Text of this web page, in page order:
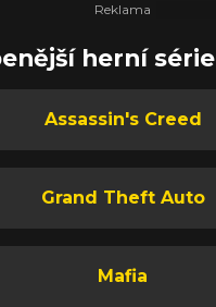
herní série
Assassin's Creed
Grand Theft Auto
Mafia